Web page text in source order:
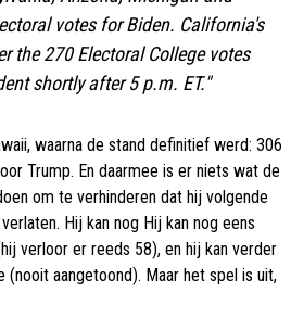
votes for Biden. California's
the 270 Electoral College votes
shortly after 5 p.m. ET."
waarna de stand definitief werd: 306
Trump. En daarmee is er niets wat de
om te verhinderen dat hij volgende
Hij kan nog Hij kan nog eens
verloor er reeds 58), en hij kan verder
aangetoond). Maar het spel is uit,